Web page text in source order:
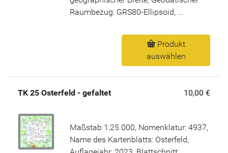
Raumbezug: GRS80-Ellipsoid, ...
Produkt
auswählen
TK 25 Osterfeld - gefaltet 10,00 €
Maßstab 1:25 000, Nomenklatur: 4937,
Name des Kartenblatts: Osterfeld,